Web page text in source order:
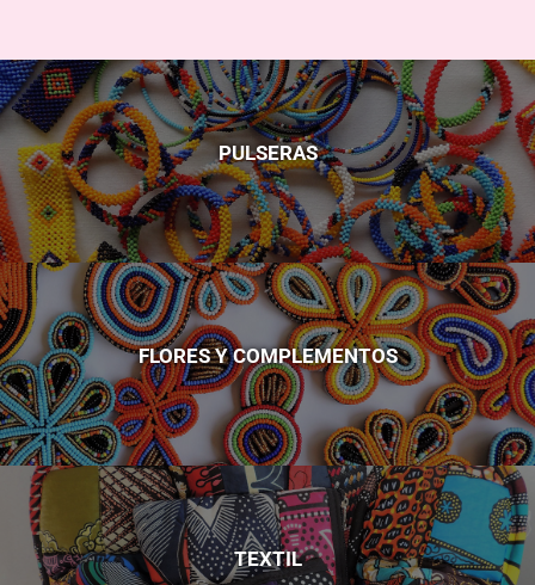
PULSERAS
FLORES Y COMPLEMENTOS
TEXTIL